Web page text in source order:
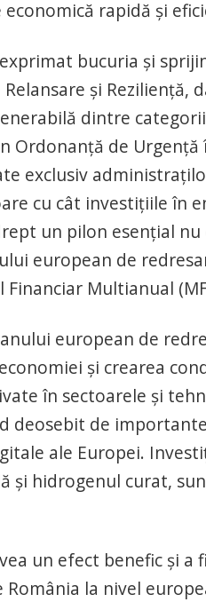
rapidă și
exprimat bucuria și
și
dintre
Ordonanță de Urgență
exclusiv
cu cât investițiile în
un pilon esențial nu
european de
Financiar Multianual
european de
și crearea
în sectoarele și
deosebit de
ale Europei.
și hidrogenul curat,
un efect benefic și
România la nivel